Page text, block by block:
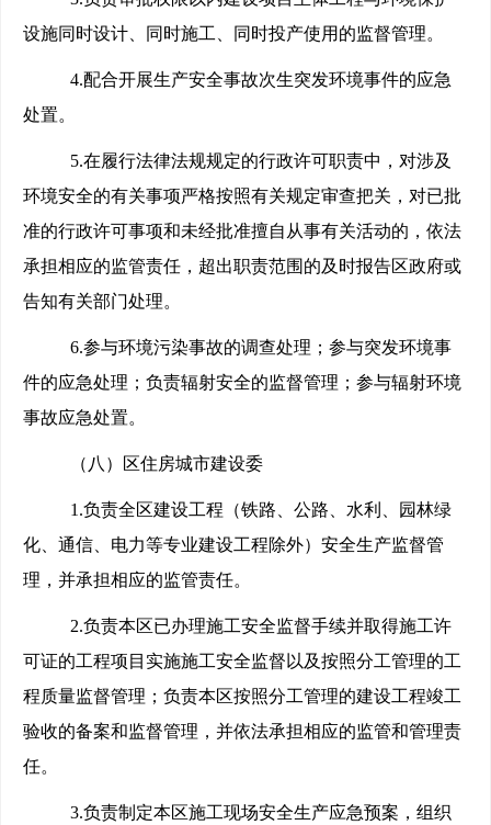
设施同时设计、同时施工、同时投产使用的监督管理。
4.配合开展生产安全事故次生突发环境事件的应急
处置。
5.在履行法律法规规定的行政许可职责中，对涉及
环境安全的有关事项严格按照有关规定审查把关，对已批
准的行政许可事项和未经批准擅自从事有关活动的，依法
承担相应的监管责任，超出职责范围的及时报告区政府或
告知有关部门处理。
6.参与环境污染事故的调查处理；参与突发环境事
件的应急处理；负责辐射安全的监督管理；参与辐射环境
事故应急处置。
（八）区住房城市建设委
1.负责全区建设工程（铁路、公路、水利、园林绿
化、通信、电力等专业建设工程除外）安全生产监督管
理，并承担相应的监管责任。
2.负责本区已办理施工安全监督手续并取得施工许
可证的工程项目实施施工安全监督以及按照分工管理的工
程质量监督管理；负责本区按照分工管理的建设工程竣工
验收的备案和监督管理，并依法承担相应的监管和管理责
任。
3.负责制定本区施工现场安全生产应急预案，组织